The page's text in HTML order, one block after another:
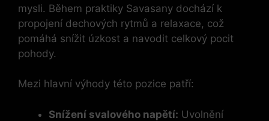
mysli. Během praktiky Savasany dochází k
propojení dechových rytmů a relaxace, což
pomáhá snížit úzkost a navodit celkový pocit
pohody.
Mezi hlavní výhody této pozice patří:
Snížení svalového napětí: Uvolnění